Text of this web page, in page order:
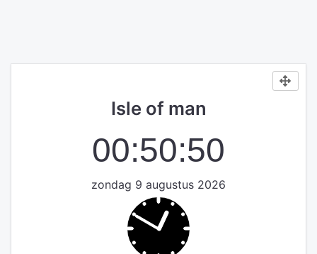
Isle of man
00:50:50
zondag 9 augustus 2026